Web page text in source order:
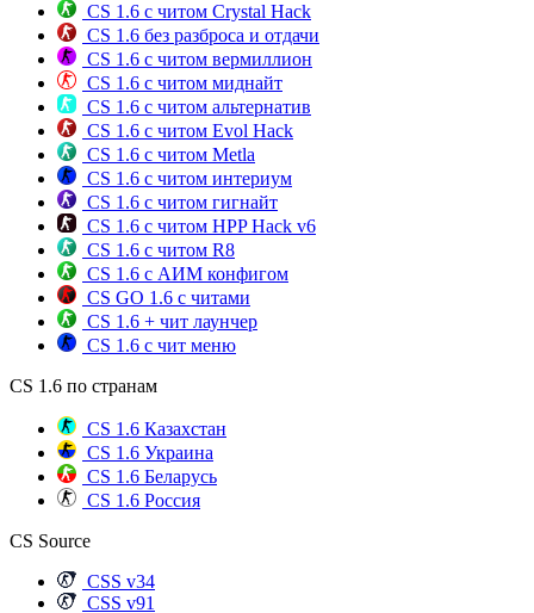
CS 1.6 с читом Crystal Hack
CS 1.6 без разброса и отдачи
CS 1.6 с читом вермиллион
CS 1.6 с читом миднайт
CS 1.6 с читом альтернатив
CS 1.6 с читом Evol Hack
CS 1.6 с читом Metla
CS 1.6 с читом интериум
CS 1.6 с читом гигнайт
CS 1.6 с читом HPP Hack v6
CS 1.6 с читом R8
CS 1.6 с АИМ конфигом
CS GO 1.6 с читами
CS 1.6 + чит лаунчер
CS 1.6 с чит меню
CS 1.6 по странам
CS 1.6 Казахстан
CS 1.6 Украина
CS 1.6 Беларусь
CS 1.6 Россия
CS Source
CSS v34
CSS v91